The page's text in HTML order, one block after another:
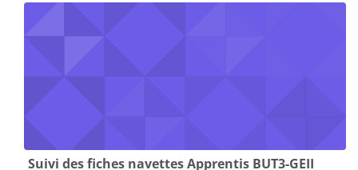
Suivi des fiches navettes Apprentis BUT3-GEII